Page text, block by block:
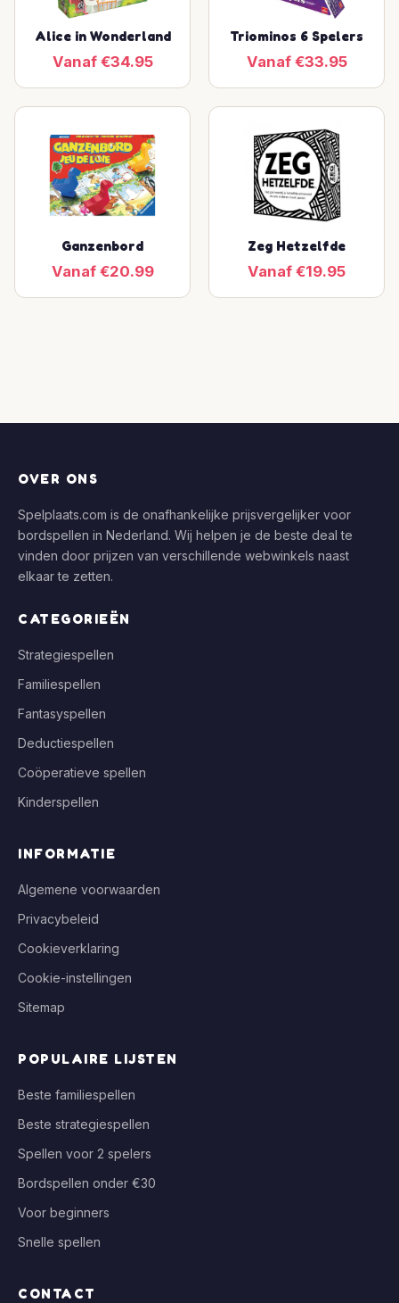
Alice in Wonderland
Vanaf €34.95
Triominos 6 Spelers
Vanaf €33.95
Ganzenbord
Vanaf €20.99
Zeg Hetzelfde
Vanaf €19.95
OVER ONS
Spelplaats.com is de onafhankelijke prijsvergelijker voor
bordspellen in Nederland. Wij helpen je de beste deal te
vinden door prijzen van verschillende webwinkels naast
elkaar te zetten.
CATEGORIEËN
Strategiespellen
Familiespellen
Fantasyspellen
Deductiespellen
Coöperatieve spellen
Kinderspellen
INFORMATIE
Algemene voorwaarden
Privacybeleid
Cookieverklaring
Cookie-instellingen
Sitemap
POPULAIRE LIJSTEN
Beste familiespellen
Beste strategiespellen
Spellen voor 2 spelers
Bordspellen onder €30
Voor beginners
Snelle spellen
CONTACT